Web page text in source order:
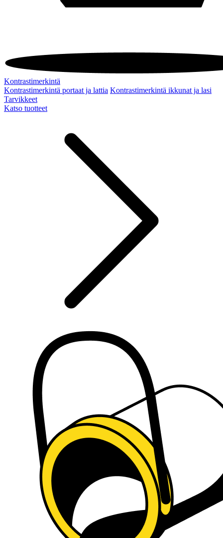
Kontrastimerkintä
Kontrastimerkintä portaat ja lattia Kontrastimerkintä ikkunat ja lasi
Tarvikkeet
Katso tuotteet